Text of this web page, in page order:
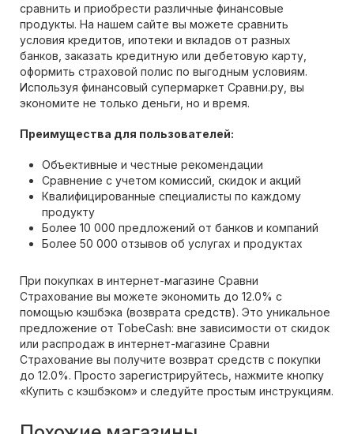
сравнить и приобрести различные финансовые
продукты. На нашем сайте вы можете сравнить
условия кредитов, ипотеки и вкладов от разных
банков, заказать кредитную или дебетовую карту,
оформить страховой полис по выгодным условиям.
Используя финансовый супермаркет Сравни.ру, вы
экономите не только деньги, но и время.
Преимущества для пользователей:
Объективные и честные рекомендации
Сравнение с учетом комиссий, скидок и акций
Квалифицированные специалисты по каждому
продукту
Более 10 000 предложений от банков и компаний
Более 50 000 отзывов об услугах и продуктах
При покупках в интернет-магазине Сравни
Страхование вы можете экономить до 12.0% с
помощью кэшбэка (возврата средств). Это уникальное
предложение от TobeCash: вне зависимости от скидок
или распродаж в интернет-магазине Сравни
Страхование вы получите возврат средств с покупки
до 12.0%. Просто зарегистрируйтесь, нажмите кнопку
«Купить с кэшбэком» и следуйте простым инструкциям.